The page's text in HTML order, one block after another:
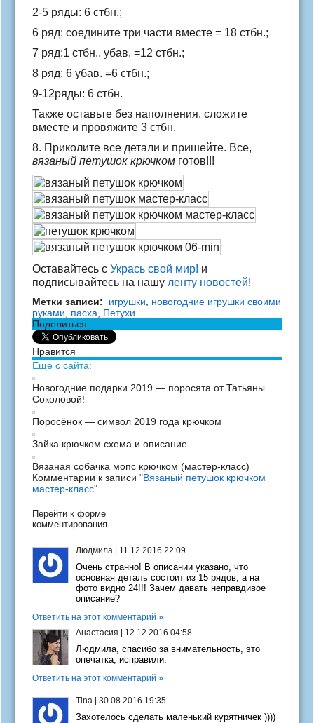
2-5 ряды: 6 стбн.;
6 ряд: соедините три части вместе = 18 стбн.;
7 ряд:1 стбн., убав. =12 стбн.;
8 ряд: 6 убав. =6 стбн.;
9-12ряды: 6 стбн.
Также оставьте без наполнения, сложите
вместе и провяжите 3 стбн.
8. Приколите все детали и пришейте. Все,
вязаный петушок крючком готов!!!
Оставайтесь с Укрась свой мир! и
подписывайтесь на нашу ленту новостей!
Метки записи: игрушки
новогодние игрушки своими
руками
пасха
Петухи
Поделиться
Нравится
Еще с сайта:
Новогодние подарки 2019 — поросята от Татьяны
Соколовой!
Поросёнок — символ 2019 года крючком
Зайка крючком схема и описание
Вязаная собачка мопс крючком (мастер-класс)
Комментарии к записи "Вязаный петушок крючком
мастер-класс"
Перейти к форме
комментирования
Людмила 11.12.2016 22:09
Очень странно! В описании указано, что
основная деталь состоит из 15 рядов, а на
фото видно 24!!! Зачем давать неправдивое
описание?
Ответить на этот комментарий »
Анастасия
12.12.2016 04:58
Людмила, спасибо за внимательность, это
опечатка, исправили.
Ответить на этот комментарий »
Tina 30.08.2016 19:35
Захотелось сделать маленький курятничек ))))